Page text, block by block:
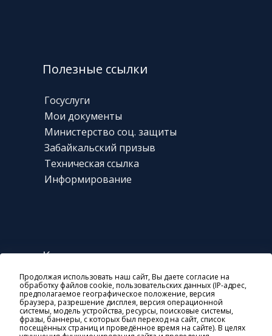
Продолжая использовать наш сайт, Вы даете согласие на
обработку файлов cookie, пользовательских данных (IP-адрес,
предполагаемое географическое положение, версия
браузера, разрешение дисплея, версия операционной
системы, модель устройства, ресурсы, поисковые системы,
фразы, баннеры, с которых был переход на сайт, список
посещённых страниц и проведённое время на сайте). В целях
Полезные ссылки
Госуслуги
Мои документы
Министерство соц. защиты
Забайкальский призыв
Техническая ссылка
Информирование
Контакты
г. Чита, ул. Богомягкова, 23
8 800 10-000-01
general@soczashita-chita.ru
пн-чт: 08:45-18:00